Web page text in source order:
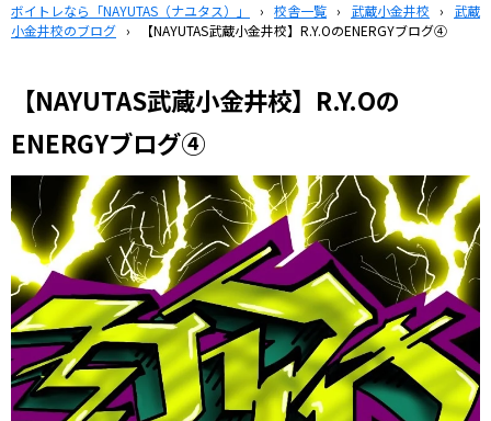
ボイトレなら「NAYUTAS（ナユタス）」 › 校舎一覧 › 武蔵小金井校 ›
武蔵
小金井校のブログ › 【NAYUTAS武蔵小金井校】R.Y.OのENERGYブログ④
【NAYUTAS武蔵小金井校】R.Y.Oの
ENERGYブログ④